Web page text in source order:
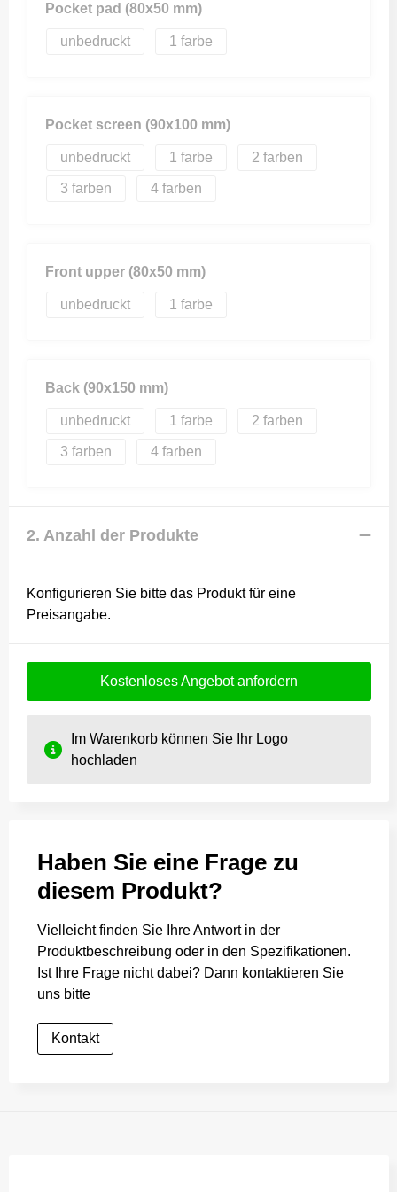
Pocket pad (80x50 mm)
unbedruckt 1
Pocket screen (90x100 mm)
unbedruckt 1 2
3 4
Front upper (80x50 mm)
unbedruckt 1
Back (90x150 mm)
unbedruckt 1 2
3 4
2. Anzahl der Produkte
Konfigurieren Sie bitte das Produkt für eine
Preisangabe.
Kostenloses Angebot anfordern
Im Warenkorb können Sie Ihr Logo
hochladen
Haben Sie eine Frage zu
diesem Produkt?
Vielleicht finden Sie Ihre Antwort in der
Produktbeschreibung oder in den Spezifikationen.
Ist Ihre Frage nicht dabei? Dann kontaktieren Sie
uns bitte
Kontakt